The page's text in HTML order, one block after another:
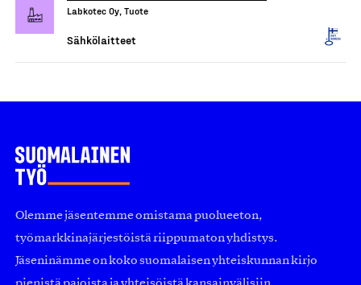
Labkotec Oy, Tuote
Sähkölaitteet
Olemme jäsentemme omistama puolueeton,
työmarkkinajärjestöistä riippumaton yhdistys.
Jäseninämme on koko suomalaisen yhteiskunnan kirjo